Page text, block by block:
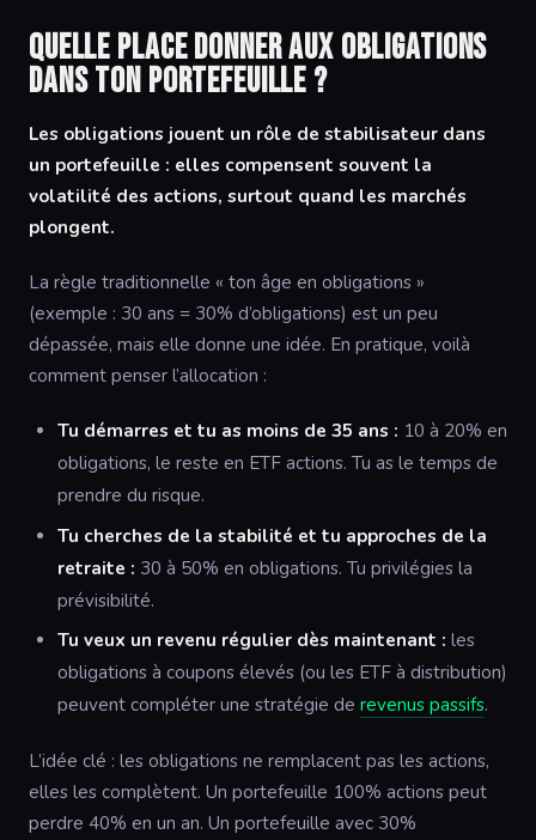
Quelle place donner aux obligations
dans ton portefeuille ?
Les obligations jouent un rôle de stabilisateur dans
un portefeuille : elles compensent souvent la
volatilité des actions, surtout quand les marchés
plongent.
La règle traditionnelle « ton âge en obligations »
(exemple : 30 ans = 30% d’obligations) est un peu
dépassée, mais elle donne une idée. En pratique, voilà
comment penser l’allocation :
Tu démarres et tu as moins de 35 ans : 10 à 20% en
obligations, le reste en ETF actions. Tu as le temps de
prendre du risque.
Tu cherches de la stabilité et tu approches de la
retraite : 30 à 50% en obligations. Tu privilégies la
prévisibilité.
Tu veux un revenu régulier dès maintenant : les
obligations à coupons élevés (ou les ETF à distribution)
peuvent compléter une stratégie de revenus passifs.
L’idée clé : les obligations ne remplacent pas les actions,
elles les complètent. Un portefeuille 100% actions peut
perdre 40% en un an. Un portefeuille avec 30%